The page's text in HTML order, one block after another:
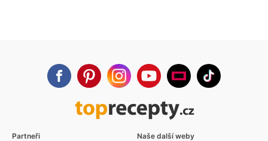
Partneři Naše další weby